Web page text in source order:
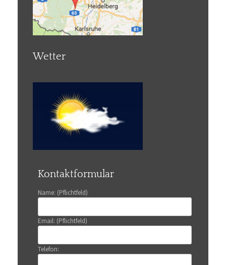
Wetter
Kontaktformular
Name: (Pflichtfeld)
Email: (Pflichtfeld)
Telefon: